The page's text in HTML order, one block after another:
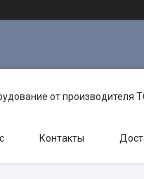
от производителя
Контакты